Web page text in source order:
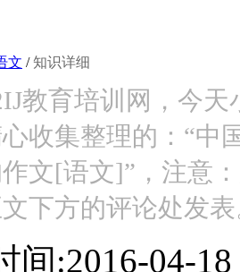
文 /知识详细
教育培训网，今
收集整理的：“中
文[语文]”，注意
下方的评论处发
间:2016-04-